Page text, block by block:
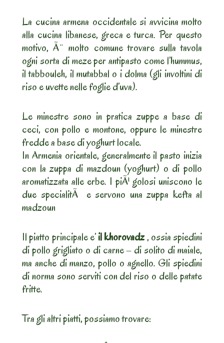
La cucina armena occidentale si avvicina molto
alla cucina libanese, greca e turca. Per questo
motivo, Ã¨ molto comune trovare sulla tavola
ogni sorta di meze per antipasto come l’hummus,
il tabbouleh, il mutabbal o i dolma (gli involtini di
riso e uvette nelle foglie d’uva).
Le minestre sono in pratica zuppe a base di
ceci, con pollo e montone, oppure le minestre
fredde a base di yoghurt locale.
In Armenia orientale, generalmente il pasto inizia
con la zuppa di mazdoun (yoghurt) o di pollo
aromatizzata alle erbe. I piÃ¹ golosi uniscono le
due specialitÃ e servono una zuppa kefta al
madzoun
Il piatto principale e’il khorovadz, ossia spiedini
di pollo grigliato o di carne – di solito di maiale,
ma anche di manzo, pollo o agnello. Gli spiedini
di norma sono serviti con del riso o delle patate
fritte.
Tra gli altri piatti, possiamo trovare: